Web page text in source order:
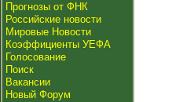
Прогнозы от ФНК
Российские новости
Мировые Новости
Коэффициенты УЕФА
Голосование
Поиск
Вакансии
Новый Форум